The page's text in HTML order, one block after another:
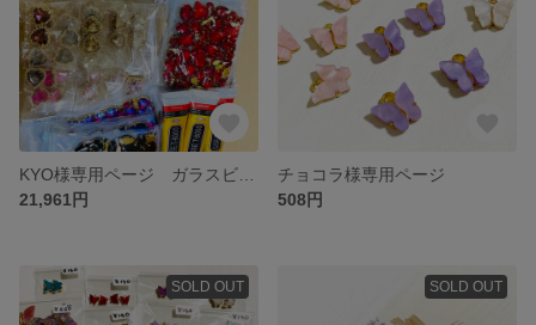
21,961円
チョコラ様専用ページ
508円
SOLD OUT SOLD OUT